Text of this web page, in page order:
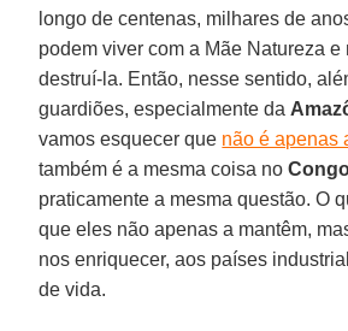
longo de centenas, milhares de
podem viver com a Mãe Natureza e
destruí-la. Então, nesse sentido,
guardiões, especialmente da
vamos esquecer que não é apenas
também é a mesma coisa no
praticamente a mesma questão. O
que eles não apenas a mantêm,
nos enriquecer, aos países
de vida.